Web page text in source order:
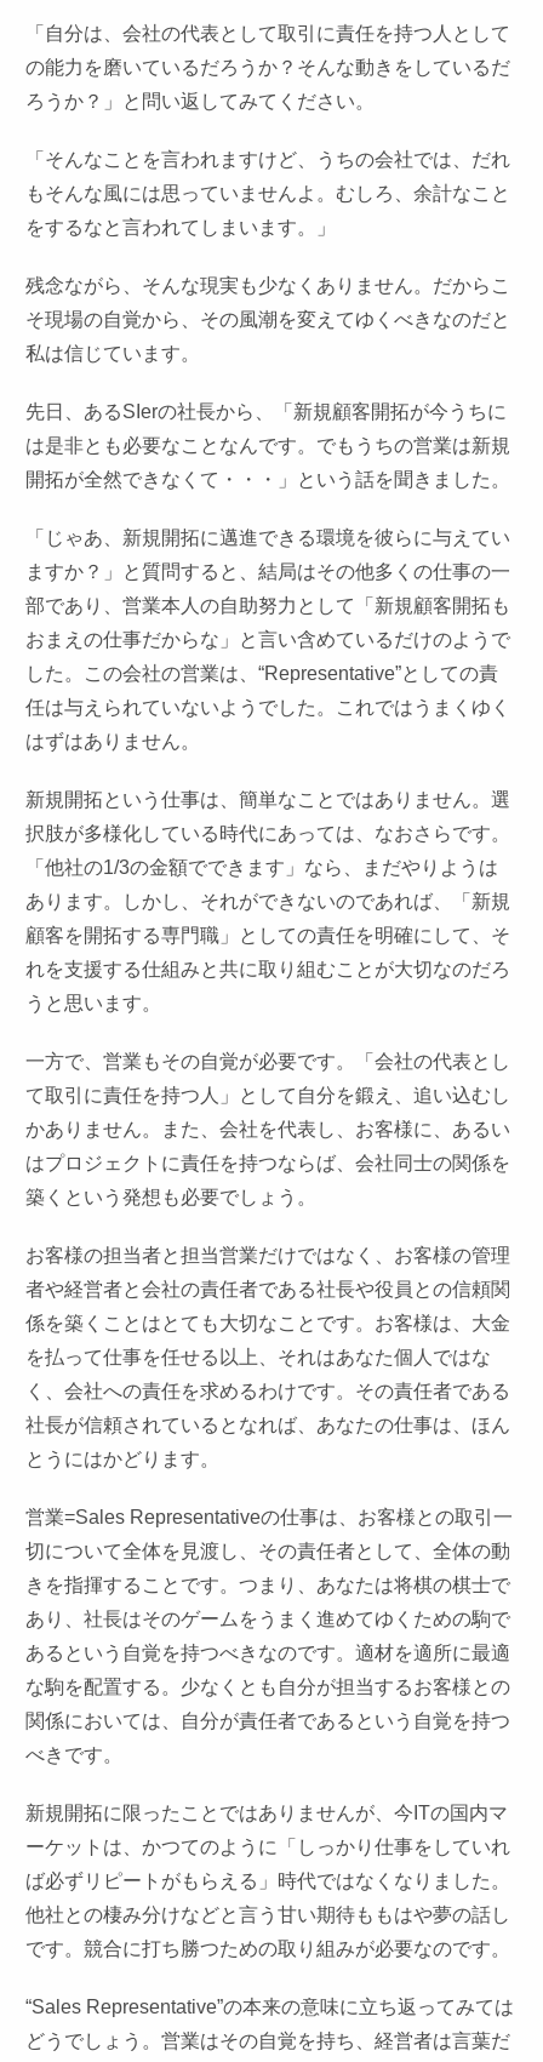
「自分は、会社の代表として取引に責任を持つ人として
の能力を磨いているだろうか？そんな動きをしているだ
ろうか？」と問い返してみてください。
「そんなことを言われますけど、うちの会社では、だれ
もそんな風には思っていませんよ。むしろ、余計なこと
をするなと言われてしまいます。」
残念ながら、そんな現実も少なくありません。だからこ
そ現場の自覚から、その風潮を変えてゆくべきなのだと
私は信じています。
先日、あるSIerの社長から、「新規顧客開拓が今うちに
は是非とも必要なことなんです。でもうちの営業は新規
開拓が全然できなくて・・・」という話を聞きました。
「じゃあ、新規開拓に邁進できる環境を彼らに与えてい
ますか？」と質問すると、結局はその他多くの仕事の一
部であり、営業本人の自助努力として「新規顧客開拓も
おまえの仕事だからな」と言い含めているだけのようで
した。この会社の営業は、“Representative”としての責
任は与えられていないようでした。これではうまくゆく
はずはありません。
新規開拓という仕事は、簡単なことではありません。選
択肢が多様化している時代にあっては、なおさらです。
「他社の1/3の金額でできます」なら、まだやりようは
あります。しかし、それができないのであれば、「新規
顧客を開拓する専門職」としての責任を明確にして、そ
れを支援する仕組みと共に取り組むことが大切なのだろ
うと思います。
一方で、営業もその自覚が必要です。「会社の代表とし
て取引に責任を持つ人」として自分を鍛え、追い込むし
かありません。また、会社を代表し、お客様に、あるい
はプロジェクトに責任を持つならば、会社同士の関係を
築くという発想も必要でしょう。
お客様の担当者と担当営業だけではなく、お客様の管理
者や経営者と会社の責任者である社長や役員との信頼関
係を築くことはとても大切なことです。お客様は、大金
を払って仕事を任せる以上、それはあなた個人ではな
く、会社への責任を求めるわけです。その責任者である
社長が信頼されているとなれば、あなたの仕事は、ほん
とうにはかどります。
営業=Sales Representativeの仕事は、お客様との取引一
切について全体を見渡し、その責任者として、全体の動
きを指揮することです。つまり、あなたは将棋の棋士で
あり、社長はそのゲームをうまく進めてゆくための駒で
あるという自覚を持つべきなのです。適材を適所に最適
な駒を配置する。少なくとも自分が担当するお客様との
関係においては、自分が責任者であるという自覚を持つ
べきです。
新規開拓に限ったことではありませんが、今ITの国内マ
ーケットは、かつてのように「しっかり仕事をしていれ
ば必ずリピートがもらえる」時代ではなくなりました。
他社との棲み分けなどと言う甘い期待ももはや夢の話し
です。競合に打ち勝つための取り組みが必要なのです。
“Sales Representative”の本来の意味に立ち返ってみては
どうでしょう。営業はその自覚を持ち、経営者は言葉だ